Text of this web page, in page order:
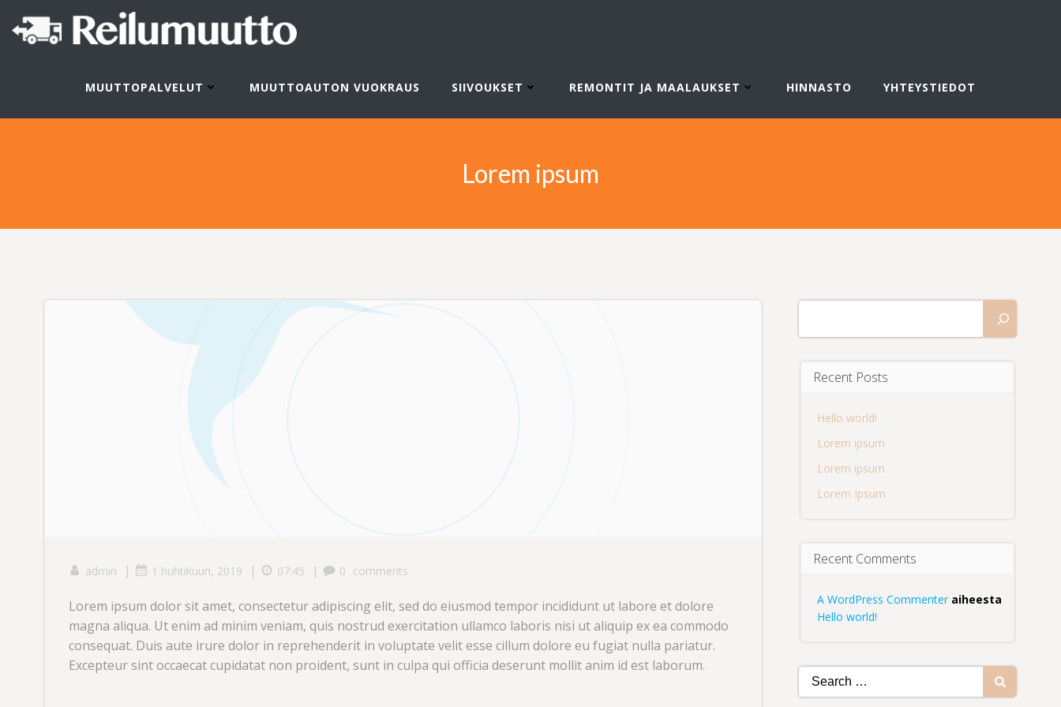
content
MUUTTOPALVELUT MUUTTOAUTON VUOKRAUS SIIVOUKSET REMONTIT JA MAALAUKSET HINNASTO YHTEYSTIEDOT
Lorem ipsum
admin | 1 huhtikuun, 2019 | 07:45 | 0 comments
Lorem ipsum dolor sit amet, consectetur adipiscing elit, sed do eiusmod tempor incididunt ut labore et dolore
magna aliqua. Ut enim ad minim veniam, quis nostrud exercitation ullamco laboris nisi ut aliquip ex ea commodo
consequat. Duis aute irure dolor in reprehenderit in voluptate velit esse cillum dolore eu fugiat nulla pariatur.
Excepteur sint occaecat cupidatat non proident, sunt in culpa qui officia deserunt mollit anim id est laborum.
Recent Posts
Hello world!
Lorem ipsum
Lorem ipsum
Lorem Ipsum
Recent Comments
A WordPress Commenteraiheesta
Hello world!
Search
for: